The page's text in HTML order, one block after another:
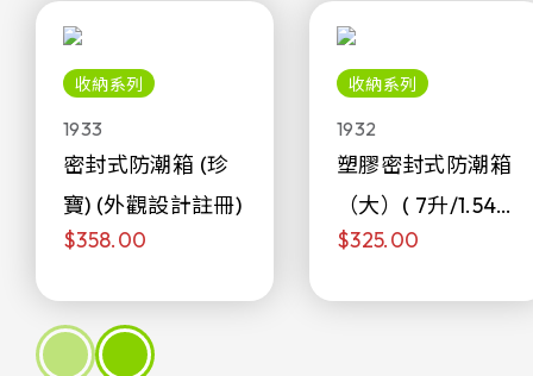
收納系列
1933
密封式防潮箱 (珍
寶) (外觀設計註冊)
$358.00
收納系列
1932
塑膠密封式防潮箱
（大）( 7升/1.54加
侖)
$325.00